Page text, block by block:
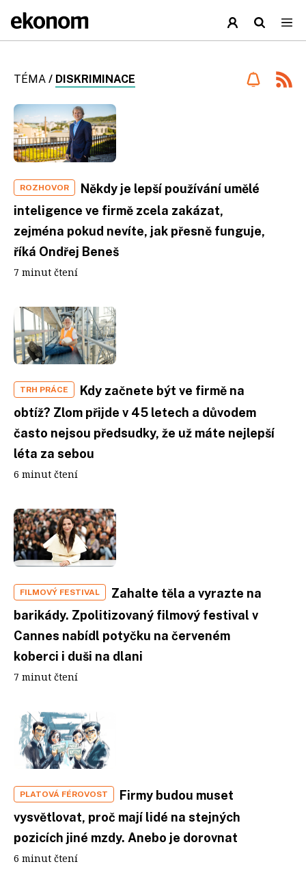
TÉMA / DISKRIMINACE
ROZHOVOR
Někdy je lepší používání umělé
inteligence ve firmě zcela zakázat,
zejména pokud nevíte, jak přesně funguje,
říká Ondřej Beneš
7 minut čtení
TRH PRÁCE
Kdy začnete být ve firmě na
obtíž? Zlom přijde v 45 letech a důvodem
často nejsou předsudky, že už máte nejlepší
léta za sebou
6 minut čtení
FILMOVÝ FESTIVAL
Zahalte těla a vyrazte na
barikády. Zpolitizovaný filmový festival v
Cannes nabídl potyčku na červeném
koberci i duši na dlani
7 minut čtení
PLATOVÁ FÉROVOST
Firmy budou muset
vysvětlovat, proč mají lidé na stejných
pozicích jiné mzdy. Anebo je dorovnat
6 minut čtení